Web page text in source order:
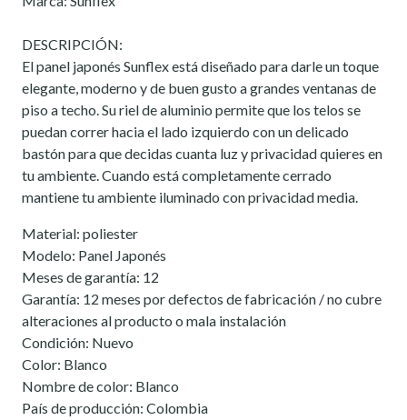
DESCRIPCIÓN:
El panel japonés Sunflex está diseñado para darle un toque
elegante, moderno y de buen gusto a grandes ventanas de
piso a techo. Su riel de aluminio permite que los telos se
puedan correr hacia el lado izquierdo con un delicado
bastón para que decidas cuanta luz y privacidad quieres en
tu ambiente. Cuando está completamente cerrado
mantiene tu ambiente iluminado con privacidad media.
Material: poliester
Modelo: Panel Japonés
Meses de garantía: 12
Garantía: 12 meses por defectos de fabricación / no cubre
alteraciones al producto o mala instalación
Condición: Nuevo
Color: Blanco
Nombre de color: Blanco
País de producción: Colombia